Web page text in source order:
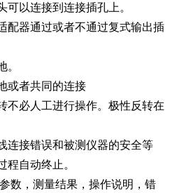
以连接到连接插孔上。
配器通过或者不通过复式输出插
。
或者共同的连接
不必人工进行操作。极性反转在
连接错误和被测仪器的安全等
程自动终止。
数，测量结果，操作说明，错